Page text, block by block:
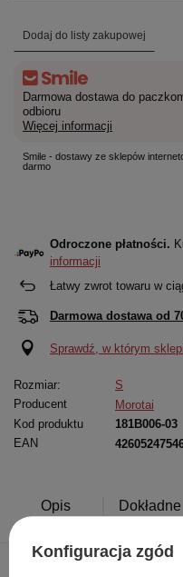
Dodaj do listy zakupowej
Darmowa dostawa do
odbioru
Więcej informacji
Smile - dostawy ze sklepów
darmo
Odroczone płatności.
informacji
Łatwy zwrot towaru w
Darmowa dostawa od
Sprawdź, w którym
Rozmiar:
S
Producent
Morotai
Kod produktu
181B006-03
EAN
Opis
Dokładne
Konfiguracja zgód